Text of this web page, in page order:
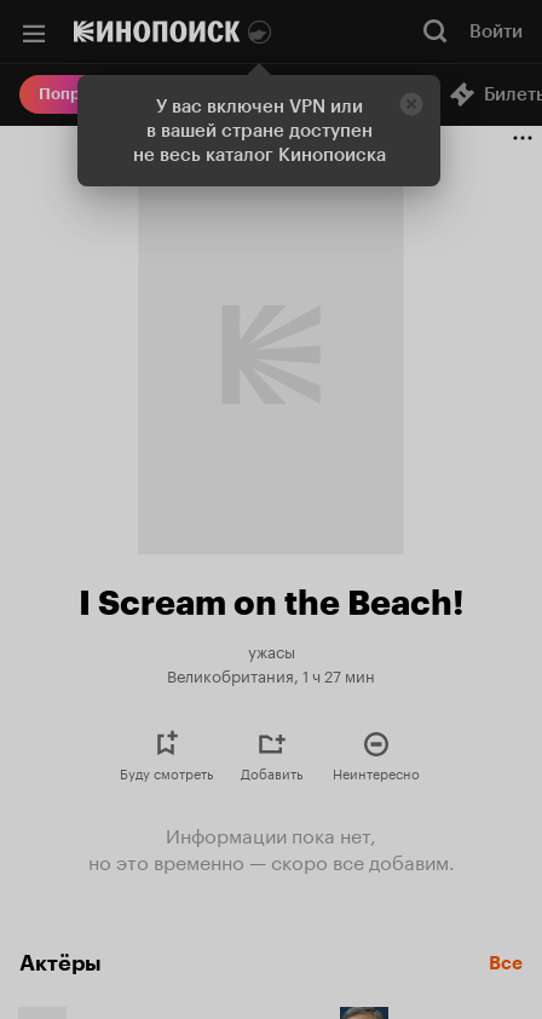
У вас включен VPN или
в вашей стране доступен
не весь каталог Кинопоиска
Войти
Попробовать Плюс Онлайн-кинотеатр
I Scream on the Beach!
ужасы
Великобритания, 1 ч 27 мин
Буду смотреть Добавить Неинтересно
Информации пока нет,
но это временно — скоро все добавим.
Актёры Все